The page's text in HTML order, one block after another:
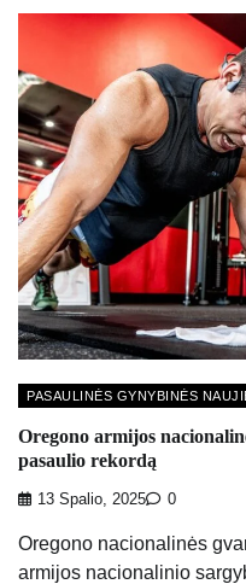
PASAULINĖS GYNYBINĖS
Oregono armijos
pasaulio rekordą
13 Spalio, 2025 0
Oregono nacionalinės
armijos nacionalinio